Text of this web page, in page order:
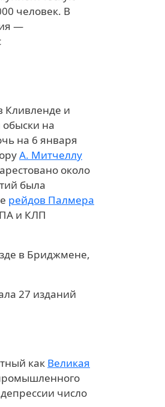
человек. В
—
Кливленде и
на
на 6 января
А. Митчеллу
около
была
рейдов Палмера
и КЛП
в Бриджмене,
27 изданий
как Великая
число